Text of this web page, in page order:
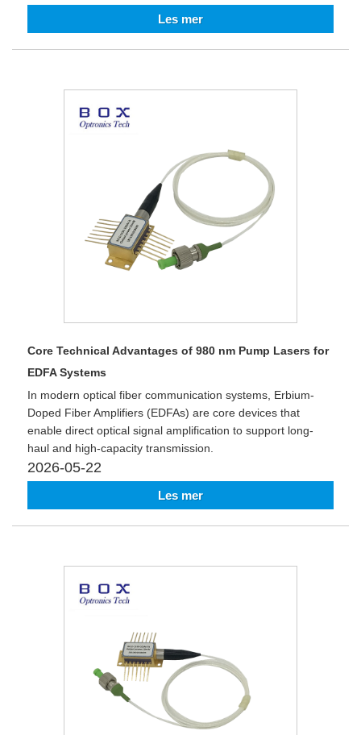
Les mer
Core Technical Advantages of 980 nm Pump Lasers for
EDFA Systems
In modern optical fiber communication systems, Erbium-
Doped Fiber Amplifiers (EDFAs) are core devices that
enable direct optical signal amplification to support long-
haul and high-capacity transmission.
2026-05-22
Les mer